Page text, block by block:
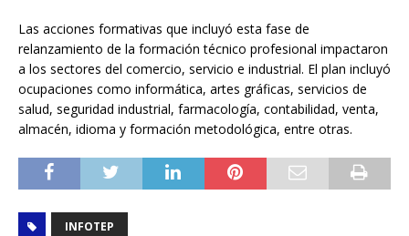
Las acciones formativas que incluyó esta fase de
relanzamiento de la formación técnico profesional impactaron
a los sectores del comercio, servicio e industrial. El plan incluyó
ocupaciones como informática, artes gráficas, servicios de
salud, seguridad industrial, farmacología, contabilidad, venta,
almacén, idioma y formación metodológica, entre otras.
INFOTEP